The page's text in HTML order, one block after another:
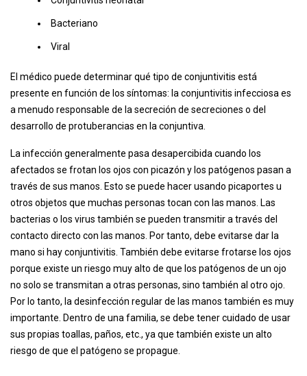
Bacteriano
Viral
El médico puede determinar qué tipo de conjuntivitis está
presente en función de los síntomas: la conjuntivitis infecciosa es
a menudo responsable de la secreción de secreciones o del
desarrollo de protuberancias en la conjuntiva.
La infección generalmente pasa desapercibida cuando los
afectados se frotan los ojos con picazón y los patógenos pasan a
través de sus manos. Esto se puede hacer usando picaportes u
otros objetos que muchas personas tocan con las manos. Las
bacterias o los virus también se pueden transmitir a través del
contacto directo con las manos. Por tanto, debe evitarse dar la
mano si hay conjuntivitis. También debe evitarse frotarse los ojos
porque existe un riesgo muy alto de que los patógenos de un ojo
no solo se transmitan a otras personas, sino también al otro ojo.
Por lo tanto, la desinfección regular de las manos también es muy
importante. Dentro de una familia, se debe tener cuidado de usar
sus propias toallas, paños, etc., ya que también existe un alto
riesgo de que el patógeno se propague.